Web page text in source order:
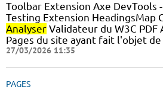
Toolbar Extension Axe DevTools
Testing Extension HeadingsMap
Analyser Validateur du W3C PDF
Pages du site ayant fait l'objet
27/03/2026 11:35
PAGES